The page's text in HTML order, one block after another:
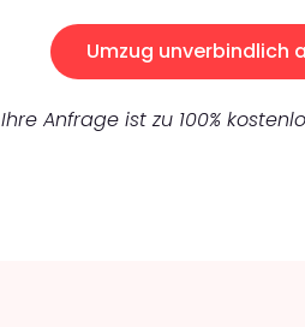
Umzug unverbindlich
Ihre Anfrage ist zu 100%